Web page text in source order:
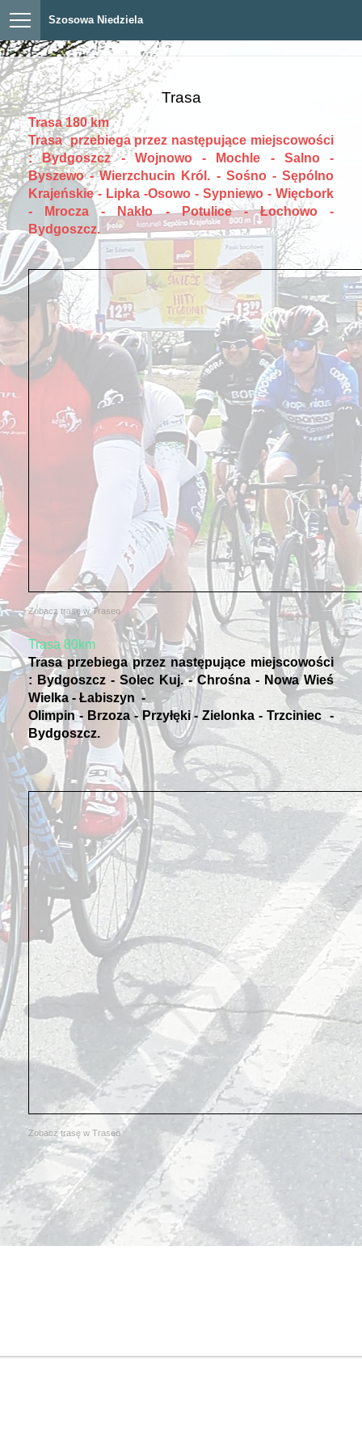
Szosowa Niedziela
Trasa
Trasa 180 km
Trasa przebiega przez następujące miejscowości
: Bydgoszcz - Wojnowo - Mochle - Salno -
Byszewo - Wierzchucin Król. - Sośno - Sępólno
Krajeńskie - Lipka -Osowo - Sypniewo - Więcbork
- Mrocza - Nakło - Potulice - Łochowo -
Bydgoszcz.
Zobacz trasę w Traseo
Trasa 80km
Trasa przebiega przez następujące miejscowości
: Bydgoszcz - Solec Kuj. - Chrośna - Nowa Wieś
Wielka - Łabiszyn -
Olimpin - Brzoza - Przyłęki - Zielonka - Trzciniec -
Bydgoszcz.
Zobacz trasę w Traseo